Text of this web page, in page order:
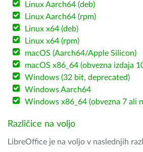
Linux Aarch64 (deb)
Linux Aarch64 (rpm)
Linux x64 (deb)
Linux x64 (rpm)
macOS (Aarch64/Apple Silicon)
macOS x86_64 (obvezna izdaja
Windows (32 bit, deprecated)
Windows Aarch64
Windows x86_64 (obvezna 7 ali
Različice na voljo
LibreOffice je na voljo v naslednjih